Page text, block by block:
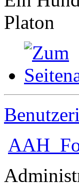
Platon